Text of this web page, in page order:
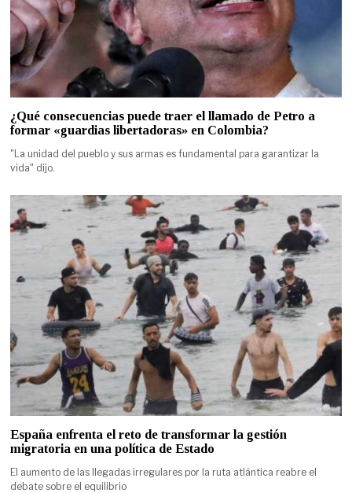
¿Qué consecuencias puede traer el llamado de Petro a
formar «guardias libertadoras» en Colombia?
"La unidad del pueblo y sus armas es fundamental para garantizar la
vida" dijo.
España enfrenta el reto de transformar la gestión
migratoria en una política de Estado
El aumento de las llegadas irregulares por la ruta atlántica reabre el
debate sobre el equilibrio